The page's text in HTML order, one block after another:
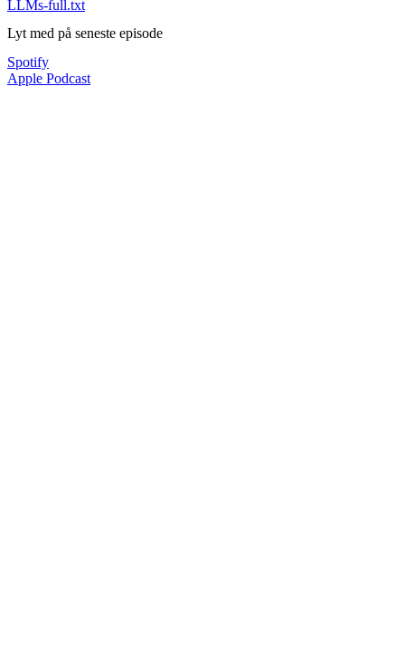
LLMs-full.txt
Lyt med på seneste episode
Spotify
Apple Podcast